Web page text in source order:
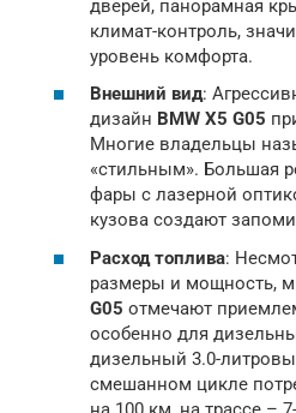
дверей, панорамная
климат-контроль,
уровень комфорта.
Внешний вид:
дизайн BMW X5 G05
Многие владельцы
«стильным». Большая
фары с лазерной
кузова создают
Расход топлива:
размеры и мощность,
G05 отмечают
особенно для
дизельный 3.0-
смешанном цикле